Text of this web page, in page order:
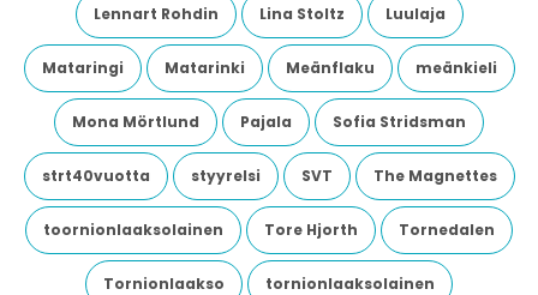
Lennart Rohdin Lina Stoltz Luulaja
Mataringi Matarinki Meänflaku meänkieli
Mona Mörtlund Pajala Sofia Stridsman
strt40vuotta styyrelsi SVT The Magnettes
toornionlaaksolainen Tore Hjorth Tornedalen
Tornionlaakso tornionlaaksolainen